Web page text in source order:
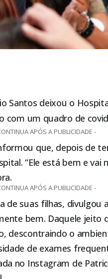
Santos deixou o
com um quadro de
APÓS A PUBLICIDADE -
que, depois de
“Ele está bem e
APÓS A PUBLICIDADE -
de suas filhas, divulgou
bem. Daquele
descontraindo o
de exames
no Instagram de